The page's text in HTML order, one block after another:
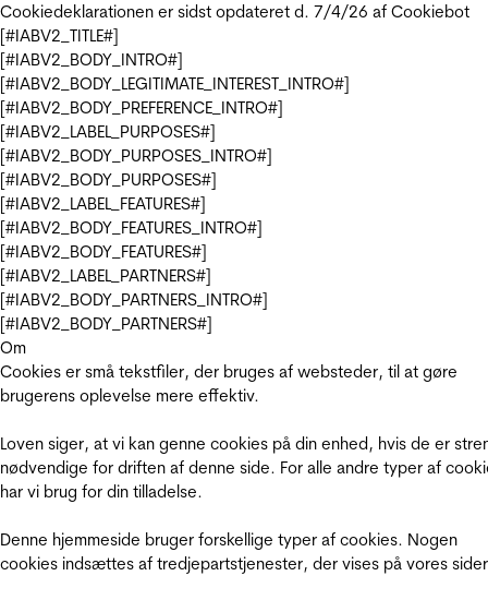
Cookiedeklarationen er sidst opdateret d. 7/4/26 af Cookiebot
[#IABV2_TITLE#]
[#IABV2_BODY_INTRO#]
[#IABV2_BODY_LEGITIMATE_INTEREST_INTRO#]
[#IABV2_BODY_PREFERENCE_INTRO#]
[#IABV2_LABEL_PURPOSES#]
[#IABV2_BODY_PURPOSES_INTRO#]
[#IABV2_BODY_PURPOSES#]
[#IABV2_LABEL_FEATURES#]
[#IABV2_BODY_FEATURES_INTRO#]
[#IABV2_BODY_FEATURES#]
[#IABV2_LABEL_PARTNERS#]
[#IABV2_BODY_PARTNERS_INTRO#]
[#IABV2_BODY_PARTNERS#]
Om
Cookies er små tekstfiler, der bruges af websteder, til at gøre
brugerens oplevelse mere effektiv.
Loven siger, at vi kan genne cookies på din enhed, hvis de er
nødvendige for driften af denne side. For alle andre typer af
har vi brug for din tilladelse.
Denne hjemmeside bruger forskellige typer af cookies. Nogen
cookies indsættes af tredjepartstjenester, der vises på vores